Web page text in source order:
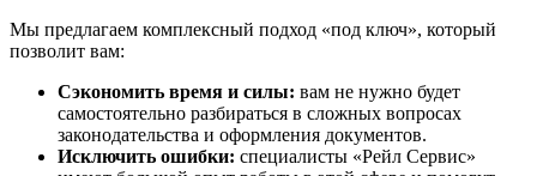
Мы предлагаем комплексный подход «под ключ», который
позволит вам:
Сэкономить время и силы: вам не нужно будет
самостоятельно разбираться в сложных вопросах
законодательства и оформления документов.
Исключить ошибки: специалисты «Рейл Сервис»